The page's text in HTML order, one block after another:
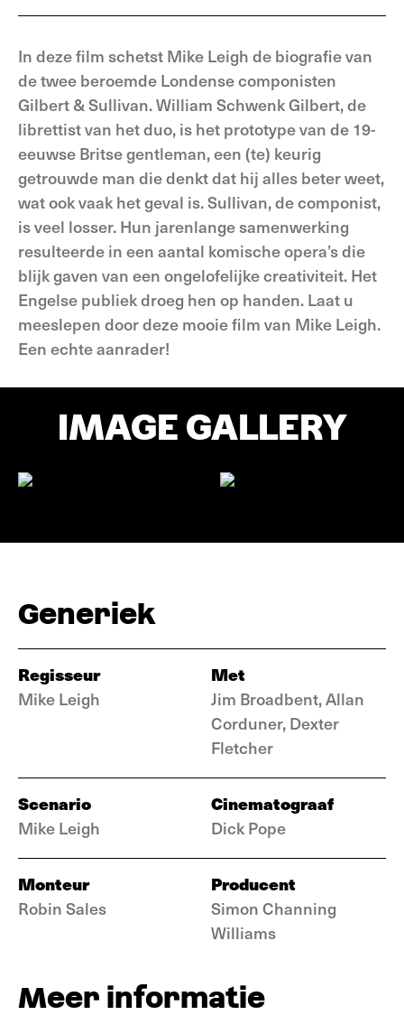
In deze film schetst Mike Leigh de biografie van
de twee beroemde Londense componisten
Gilbert & Sullivan. William Schwenk Gilbert, de
librettist van het duo, is het prototype van de 19-
eeuwse Britse gentleman, een (te) keurig
getrouwde man die denkt dat hij alles beter weet,
wat ook vaak het geval is. Sullivan, de componist,
is veel losser. Hun jarenlange samenwerking
resulteerde in een aantal komische opera’s die
blijk gaven van een ongelofelijke creativiteit. Het
Engelse publiek droeg hen op handen. Laat u
meeslepen door deze mooie film van Mike Leigh.
Een echte aanrader!
IMAGE GALLERY
Generiek
Regisseur
Mike Leigh
Met
Jim Broadbent, Allan
Corduner, Dexter
Fletcher
Scenario
Mike Leigh
Cinematograaf
Dick Pope
Monteur
Robin Sales
Producent
Simon Channing
Williams
Meer informatie